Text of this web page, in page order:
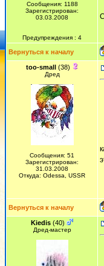
Сообщения: 1188
Зарегистрирован:
03.03.2008
Предупреждения : 4
Вернуться к началу
too-small(38)
Дред
Сообщения: 51
Зарегистрирован:
31.03.2008
Откуда: Odessa, USSR
Вернуться к началу
Kiedis (40)
Дред-мастер